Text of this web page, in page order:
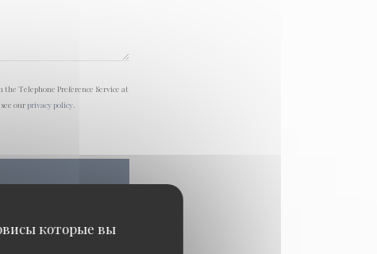
которые вы
Telephone Preference Service at
ourprivacy policy.